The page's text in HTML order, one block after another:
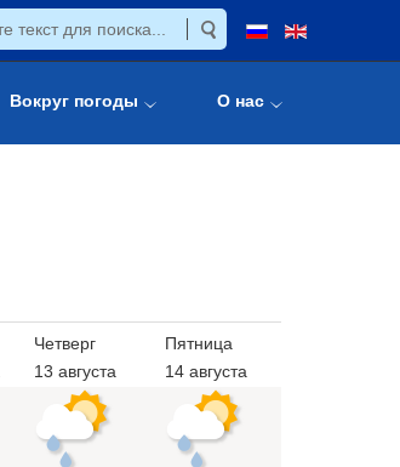
Вокруг погоды О нас
Четверг
13 августа
Пятница
14 августа